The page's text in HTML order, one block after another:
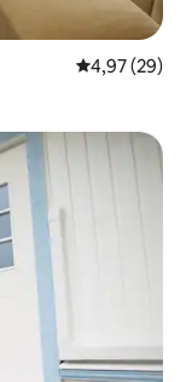
Prosječna
4,97 (29)
gosti”